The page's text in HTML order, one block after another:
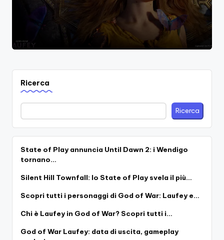
Ricerca
Ricerca
State of Play annuncia Until Dawn 2: i Wendigo
tornano…
Silent Hill Townfall: lo State of Play svela il più…
Scopri tutti i personaggi di God of War: Laufey e…
Chi è Laufey in God of War? Scopri tutti i…
God of War Laufey: data di uscita, gameplay